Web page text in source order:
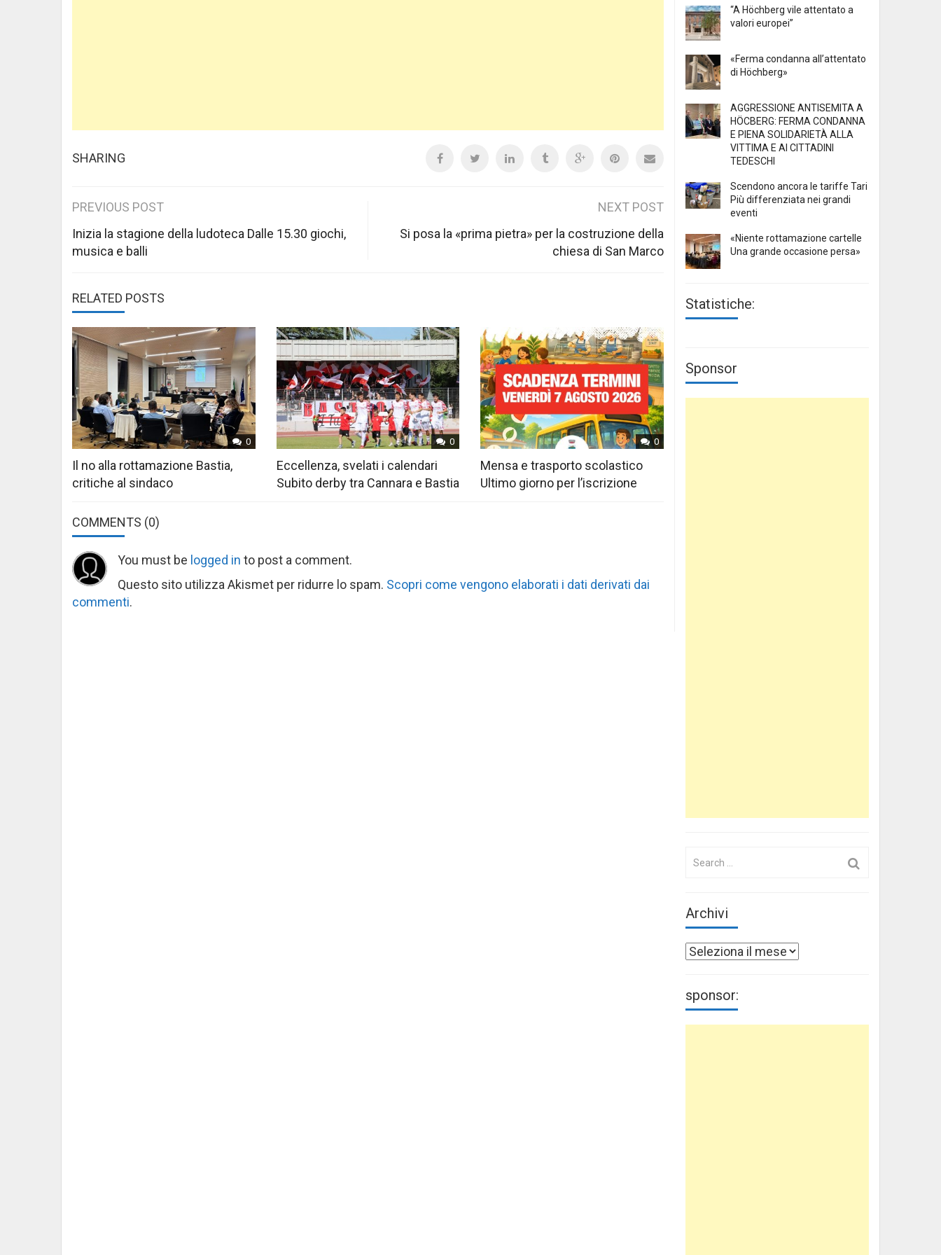
SHARING
Post
navigation
PREVIOUS POST
Inizia la stagione della ludoteca Dalle 15.30 giochi,
musica e balli
NEXT POST
Si posa la «prima pietra» per la costruzione della
chiesa di San Marco
RELATED POSTS
0
Il no alla rottamazione Bastia,
critiche al sindaco
0
Eccellenza, svelati i calendari
Subito derby tra Cannara e Bastia
0
Mensa e trasporto scolastico
Ultimo giorno per l’iscrizione
COMMENTS (0)
You must be logged in to post a comment.
Questo sito utilizza Akismet per ridurre lo spam. Scopri come vengono elaborati i dati derivati dai
commenti.
“A Höchberg vile attentato a
valori europei”
«Ferma condanna all’attentato
di Höchberg»
AGGRESSIONE ANTISEMITA A
HÖCBERG: FERMA CONDANNA
E PIENA SOLIDARIETÀ ALLA
VITTIMA E AI CITTADINI
TEDESCHI
Scendono ancora le tariffe Tari
Più differenziata nei grandi
eventi
«Niente rottamazione cartelle
Una grande occasione persa»
Statistiche:
Sponsor
Archivi
Archivi
sponsor: